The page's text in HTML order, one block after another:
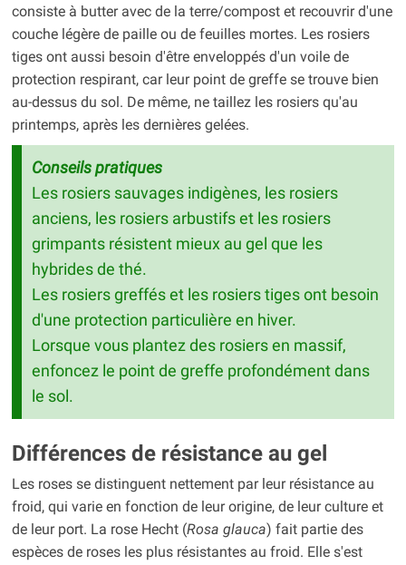
consiste à butter avec de la terre/compost et recouvrir d'une
couche légère de paille ou de feuilles mortes. Les rosiers
tiges ont aussi besoin d'être enveloppés d'un voile de
protection respirant, car leur point de greffe se trouve bien
au-dessus du sol. De même, ne taillez les rosiers qu'au
printemps, après les dernières gelées.
Conseils pratiques
Les rosiers sauvages indigènes, les rosiers
anciens, les rosiers arbustifs et les rosiers
grimpants résistent mieux au gel que les
hybrides de thé.
Les rosiers greffés et les rosiers tiges ont besoin
d'une protection particulière en hiver.
Lorsque vous plantez des rosiers en massif,
enfoncez le point de greffe profondément dans
le sol.
Différences de résistance au gel
Les roses se distinguent nettement par leur résistance au
froid, qui varie en fonction de leur origine, de leur culture et
de leur port. La rose Hecht (Rosa glauca) fait partie des
espèces de roses les plus résistantes au froid. Elle s'est